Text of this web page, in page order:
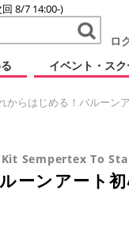
8/7 14:00-)
ロ
イベント・ス
からはじめる！バルーン
Sempertex To
ーンアート